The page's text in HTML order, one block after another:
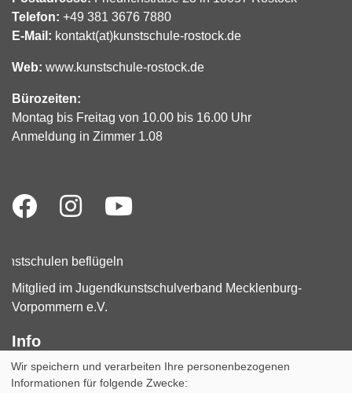
Telefon: +49 381 3676 7880
E-Mail: kontakt(at)kunstschule-rostock.de
Web: www.kunstschule-rostock.de
Bürozeiten:
Montag bis Freitag von 10.00 bis 16.00 Uhr
Anmeldung in Zimmer 1.08
Mitglied im Jugendkunstschulverband Mecklenburg-
Vorpommern e.V.
Info
Impressum AGB
Datenschutzerklärung
Wir speichern und verarbeiten Ihre personenbezogenen
Informationen für folgende Zwecke: